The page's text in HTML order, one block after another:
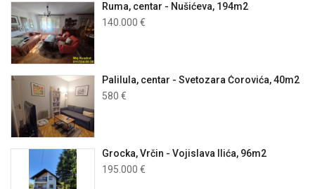
Ruma, centar - Nušićeva, 194m2
140.000 €
Palilula, centar - Svetozara Ćorovića, 40m2
580 €
Grocka, Vrčin - Vojislava Ilića, 96m2
195.000 €